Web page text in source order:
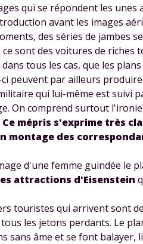
qui se répondent les
avant les images
des séries de jambes
sont des voitures de riches
dans tous les cas, que les
ci peuvent par ailleurs
qui lui-même est suivi
On comprend surtout
Ce mépris s'exprime très
montage des
d'une femme guindée le
attractions d'Eisenstein
touristes qui arrivent sont
les jetons perdants. Le
sans âme et se font balayer,